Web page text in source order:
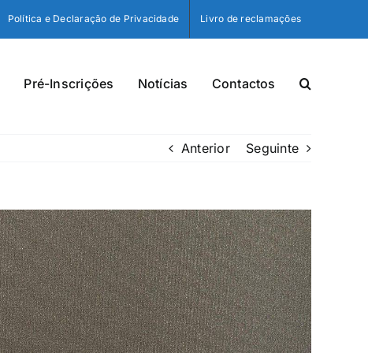
Política e Declaração de Privacidade Livro de reclamações
Pré-Inscrições Notícias Contactos
Anterior Seguinte